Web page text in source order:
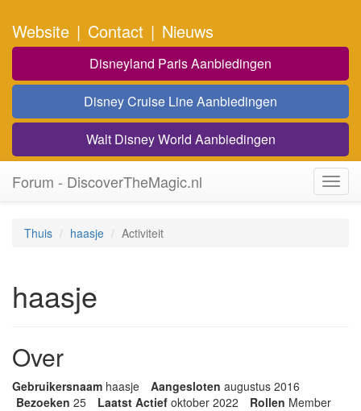
Website | Contact | Nieuws
Disneyland Paris Aanbiedingen
Disney Cruise Line Aanbiedingen
Walt Disney World Aanbiedingen
Forum - DiscoverTheMagic.nl
Thuis haasje Activiteit
haasje
Over
Gebruikersnaam haasje Aangesloten augustus 2016
Bezoeken 25 Laatst Actief oktober 2022 Rollen Member